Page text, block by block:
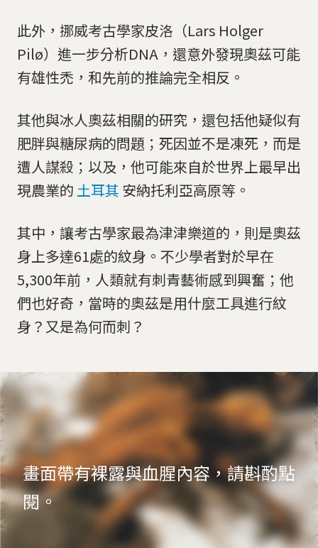
此外，挪威考古學家皮洛（Lars Holger
Pilø）進一步分析DNA，還意外發現奧茲可能
有雄性禿，和先前的推論完全相反。
其他與冰人奧茲相關的研究，還包括他疑似有
肥胖與糖尿病的問題；死因並不是凍死，而是
遭人謀殺；以及，他可能來自於世界上最早出
現農業的土耳其 安納托利亞高原等。
其中，讓考古學家最為津津樂道的，則是奧茲
身上多達61處的紋身。不少學者對於早在
5,300年前，人類就有刺青藝術感到興奮；他
們也好奇，當時的奧茲是用什麼工具進行紋
身？又是為何而刺？
畫面帶有裸露與血腥內容，請斟酌點
閱。